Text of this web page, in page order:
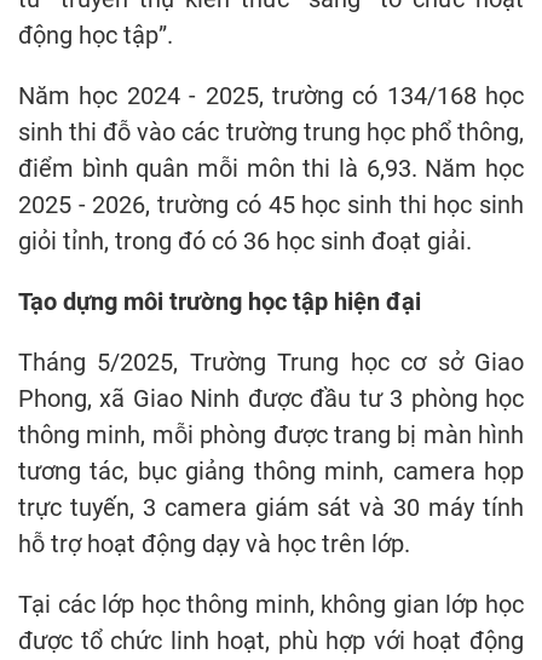
động học tập”.
Năm học 2024 - 2025, trường có 134/168 học
sinh thi đỗ vào các trường trung học phổ thông,
điểm bình quân mỗi môn thi là 6,93. Năm học
2025 - 2026, trường có 45 học sinh thi học sinh
giỏi tỉnh, trong đó có 36 học sinh đoạt giải.
Tạo dựng môi trường học tập hiện đại
Tháng 5/2025, Trường Trung học cơ sở Giao
Phong, xã Giao Ninh được đầu tư 3 phòng học
thông minh, mỗi phòng được trang bị màn hình
tương tác, bục giảng thông minh, camera họp
trực tuyến, 3 camera giám sát và 30 máy tính
hỗ trợ hoạt động dạy và học trên lớp.
Tại các lớp học thông minh, không gian lớp học
được tổ chức linh hoạt, phù hợp với hoạt động